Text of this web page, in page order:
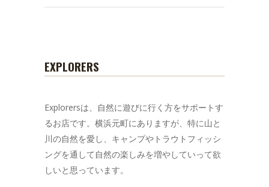
EXPLORERS
Explorersは、自然に遊びに行く方をサポートす
るお店です。横浜元町にありますが、特に山と
川の自然を愛し、キャンプやトラウトフィッシ
ングを通して自然の楽しみを増やしていって欲
しいと思っています。